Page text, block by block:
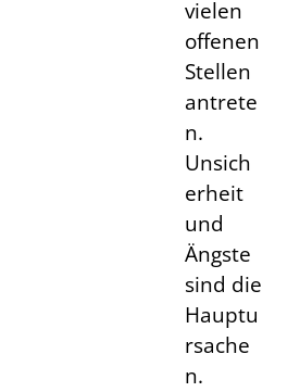
vielen
offenen
Stellen
antrete
n.
Unsich
erheit
und
Ängste
sind die
Hauptu
rsache
n.